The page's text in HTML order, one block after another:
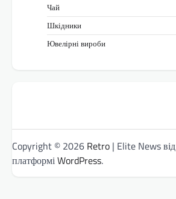
Чай
Шкідники
Ювелірні вироби
Copyright © 2026 Retro | Elite News від
платформіWordPress.